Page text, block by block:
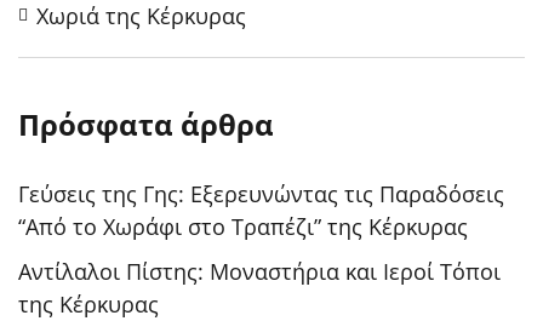
Χωριά της Κέρκυρας
Πρόσφατα άρθρα
Γεύσεις της Γης: Εξερευνώντας τις Παραδόσεις
“Από το Χωράφι στο Τραπέζι” της Κέρκυρας
Αντίλαλοι Πίστης: Μοναστήρια και Ιεροί Τόποι
της Κέρκυρας